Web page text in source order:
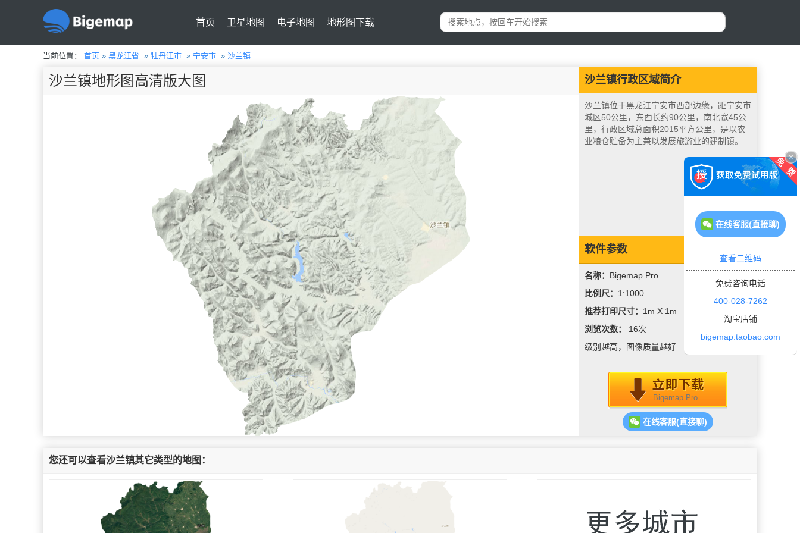
首页 卫星地图 电子地图 地形图下载
当前位置： 首页 » 黑龙江省 » 牡丹江市 » 宁安市 » 沙兰镇
沙兰镇行政区域简介
沙兰镇位于黑龙江宁安市西部边缘，距宁安市
城区50公里，东西长约90公里，南北宽45公
里，行政区域总面积2015平方公里，是以农
业粮仓贮备为主兼以发展旅游业的建制镇。
软件参数
名称： Bigemap Pro
比例尺： 1:1000
推荐打印尺寸： 1m X 1m
浏览次数： 16次
级别越高，图像质量越好
Bigemap Pro
在线客服(直接聊)
沙兰镇地形图高清版大图
您还可以查看沙兰镇其它类型的地图：
在线客服(直接聊)
查看二维码
免费咨询电话
400-028-7262
淘宝店铺
bigemap.taobao.com